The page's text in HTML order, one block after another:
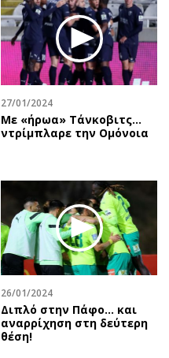
Podcasts
Uncut
Προσφορές
Προσωπικότητες στην ''Κ''
Επιστολές
27/01/2024
Με «ήρωα» Τάνκοβιτς…
ντρίμπλαρε την Ομόνοια
26/01/2024
Διπλό στην Πάφο… και
αναρρίχηση στη δεύτερη
θέση!